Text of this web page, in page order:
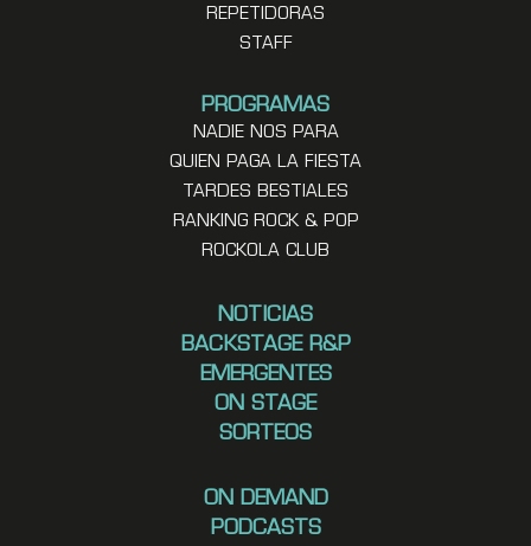
REPETIDORAS
STAFF
PROGRAMAS
NADIE NOS PARA
QUIEN PAGA LA FIESTA
TARDES BESTIALES
RANKING ROCK & POP
ROCKOLA CLUB
NOTICIAS
BACKSTAGE R&P
EMERGENTES
ON STAGE
SORTEOS
ON DEMAND
PODCASTS